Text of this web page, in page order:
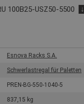
100B25-USZ50-5500
↓
Esnova Racks S.A.
Schwerlastregal für Paletten
PREN-BG-550-1040-5
837,15 kg